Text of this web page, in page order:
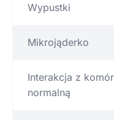
Wypustki
Mikrojąderko
Interakcja z
normalną